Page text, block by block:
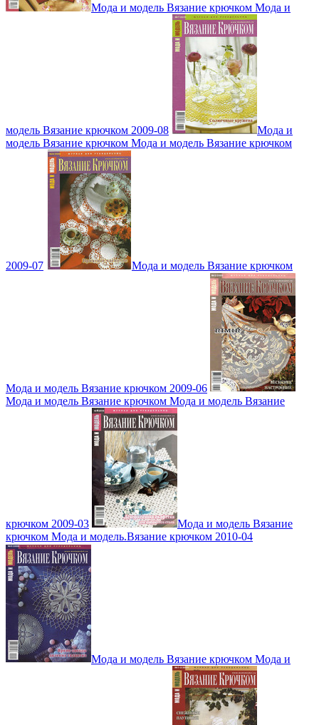
Мода и модель Вязание крючком Мода и
модель Вязание крючком 2009-08
Мода и
модель Вязание крючком Мода и модель Вязание крючком
2009-07 Мода и модель Вязание крючком
Мода и модель Вязание крючком 2009-06
Мода и модель Вязание крючком Мода и модель Вязание
крючком 2009-03
Мода и модель Вязание
крючком Мода и модель.Вязание крючком 2010-04
Мода и модель Вязание крючком Мода и